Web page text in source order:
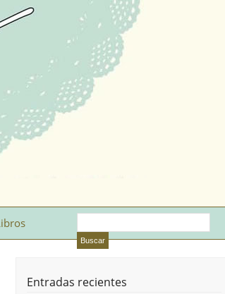
Entradas recientes